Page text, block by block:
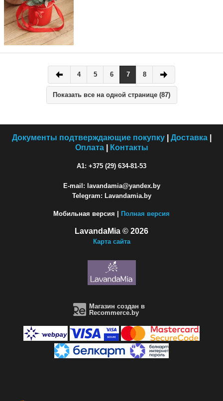
4 5 6 7 8
Показать все на одной странице (87)
Документы подтверждающие покупку| Доставка|
Оплата| Контакты
A1: +375 (29) 634-81-53
E-mail: lavandamia@yandex.by
Telegram: Lavandamia.by
Мобильная версия | Полная версия
LavandaMia © 2026
Карта сайта
Магазин создан в
Recommerce.by